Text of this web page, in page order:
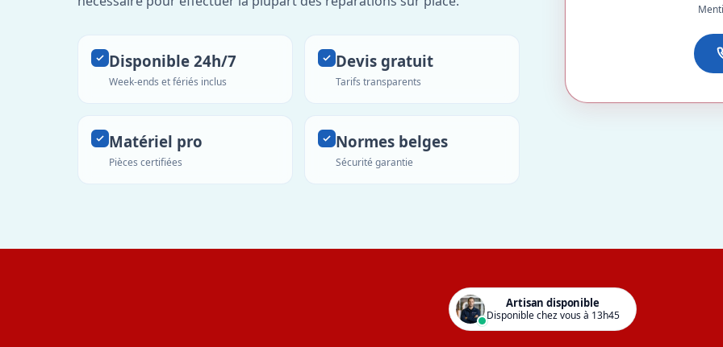
Disponible 24h/7
Week-ends et fériés inclus
Devis gratuit
Tarifs transparents
Matériel pro
Pièces certifiées
Normes belges
Sécurité garantie
Artisan disponible
Disponible chez vous à 13h45